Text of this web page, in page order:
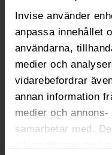
Invise använder
anpassa innehållet
användarna,
medier och
vidarebefordrar
annan information
medier och
samarbetar med.
informationen med
bedrijf te laten
Plan een demo